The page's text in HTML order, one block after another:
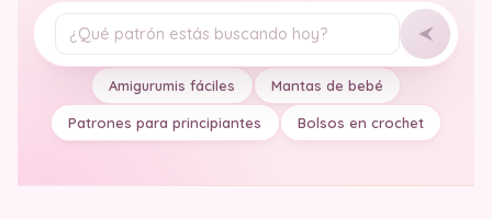
Tu pregunta
Amigurumis fáciles Mantas de bebé
Patrones para principiantes Bolsos en crochet